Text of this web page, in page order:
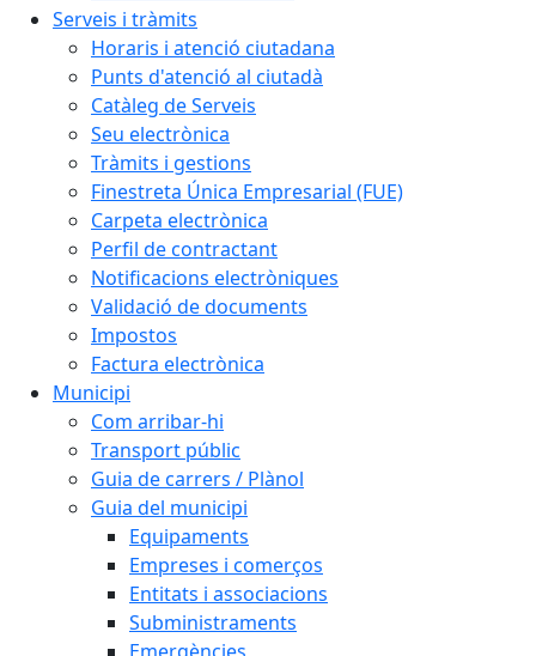
Serveis i tràmits
Horaris i atenció ciutadana
Punts d'atenció al ciutadà
Catàleg de Serveis
Seu electrònica
Tràmits i gestions
Finestreta Única Empresarial (FUE)
Carpeta electrònica
Perfil de contractant
Notificacions electròniques
Validació de documents
Impostos
Factura electrònica
Municipi
Com arribar-hi
Transport públic
Guia de carrers / Plànol
Guia del municipi
Equipaments
Empreses i comerços
Entitats i associacions
Subministraments